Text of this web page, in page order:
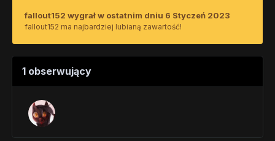
fallout152 wygrał w ostatnim dniu 6 Styczeń 2023
fallout152 ma najbardziej lubianą zawartość!
1 obserwujący